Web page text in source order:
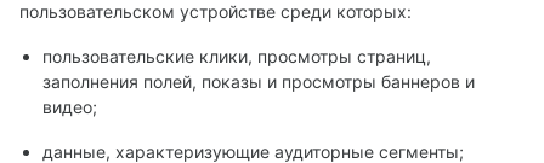
пользовательском устройстве среди которых:
пользовательские клики, просмотры страниц,
заполнения полей, показы и просмотры баннеров и
видео;
данные, характеризующие аудиторные сегменты;